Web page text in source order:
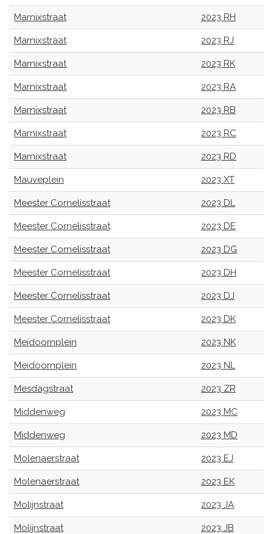
Marnixstraat 2023 RH
Marnixstraat 2023 RJ
Marnixstraat 2023 RK
Marnixstraat 2023 RA
Marnixstraat 2023 RB
Marnixstraat 2023 RC
Marnixstraat 2023 RD
Mauveplein 2023 XT
Meester Cornelisstraat 2023 DL
Meester Cornelisstraat 2023 DE
Meester Cornelisstraat 2023 DG
Meester Cornelisstraat 2023 DH
Meester Cornelisstraat 2023 DJ
Meester Cornelisstraat 2023 DK
Meidoornplein 2023 NK
Meidoornplein 2023 NL
Mesdagstraat 2023 ZR
Middenweg 2023 MC
Middenweg 2023 MD
Molenaerstraat 2023 EJ
Molenaerstraat 2023 EK
Molijnstraat 2023 JA
Molijnstraat 2023 JB